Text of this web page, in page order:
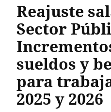
Reajuste
Sector
sueldos y
para
2025 y 2026